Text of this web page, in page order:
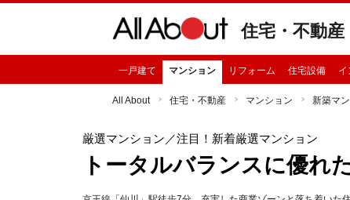
住宅・不動産
一戸建て マンション リフォーム 住宅設備 イ
All About 住宅・不動産 マンション 新築マ
厳選マンション ／注目！新着厳選マンション
トータルバランスに優れ